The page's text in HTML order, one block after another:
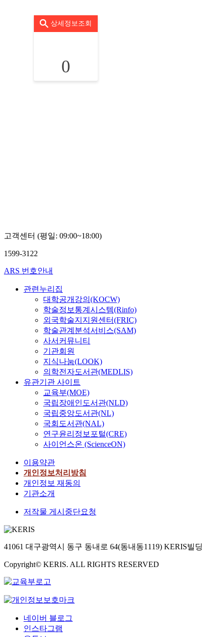
상세정보조회
0
고객센터 (평일: 09:00~18:00)
1599-3122
ARS 번호안내
관련누리집
대학공개강의(KOCW)
학술정보통계시스템(Rinfo)
외국학술지지원센터(FRIC)
학술관계분석서비스(SAM)
사서커뮤니티
기관회원
지식나눔(LOOK)
의학전자도서관(MEDLIS)
유관기관 사이트
교육부(MOE)
국립장애인도서관(NLD)
국립중앙도서관(NL)
국회도서관(NAL)
연구윤리정보포털(CRE)
사이언스온 (ScienceON)
이용약관
개인정보처리방침
개인정보 재동의
기관소개
저작물 게시중단요청
41061 대구광역시 동구 동내로 64(동내동1119) KERIS빌딩
Copyright© KERIS. ALL RIGHTS RESERVED
네이버 블로그
인스타그램